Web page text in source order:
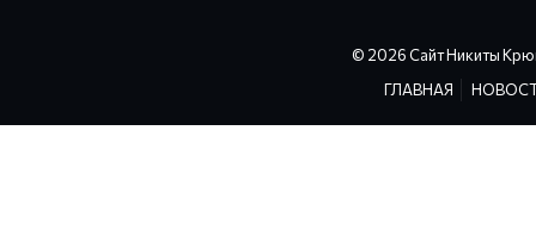
© 2026 Сайт Никиты
ГЛАВНАЯ